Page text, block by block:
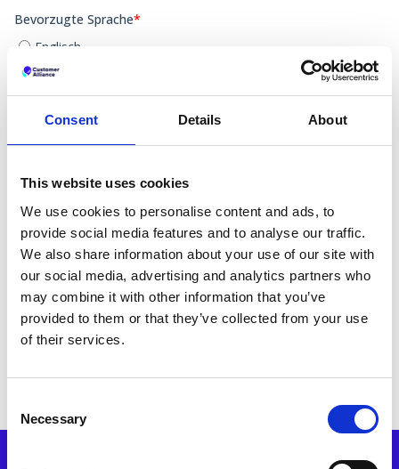
Consent Details About
This website uses cookies
We use cookies to personalise content and ads, to
provide social media features and to analyse our traffic.
We also share information about your use of our site with
our social media, advertising and analytics partners who
may combine it with other information that you’ve
provided to them or that they’ve collected from your use
of their services.
Selection
Necessary